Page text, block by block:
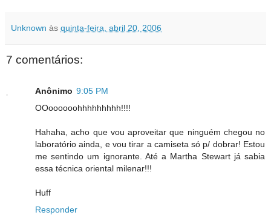
Unknown às quinta-feira, abril 20, 2006
7 comentários:
Anônimo 9:05 PM
OOoooooohhhhhhhhh!!!!
Hahaha, acho que vou aproveitar que ninguém chegou no
laboratório ainda, e vou tirar a camiseta só p/ dobrar! Estou
me sentindo um ignorante. Até a Martha Stewart já sabia
essa técnica oriental milenar!!!
Huff
Responder